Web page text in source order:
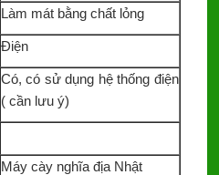
Làm mát bằng chất lỏng
Điện
Có, có sử dụng hệ thống điện
( cần lưu ý)
Máy cày nghĩa địa Nhật